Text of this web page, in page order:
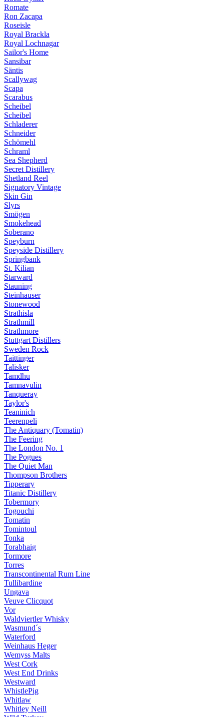
Romate
Ron Zacapa
Roseisle
Royal Brackla
Royal Lochnagar
Sailor's Home
Sansibar
Säntis
Scallywag
Scapa
Scarabus
Scheibel
Scheibel
Schladerer
Schneider
Schömehl
Schraml
Sea Shepherd
Secret Distillery
Shetland Reel
Signatory Vintage
Skin Gin
Slyrs
Smögen
Smokehead
Soberano
Speyburn
Speyside Distillery
Springbank
St. Kilian
Starward
Stauning
Steinhauser
Stonewood
Strathisla
Strathmill
Strathmore
Stuttgart Distillers
Sweden Rock
Taittinger
Talisker
Tamdhu
Tamnavulin
Tanqueray
Taylor's
Teaninich
Teerenpeli
The Antiquary (Tomatin)
The Feering
The London No. 1
The Pogues
The Quiet Man
Thompson Brothers
Tipperary
Titanic Distillery
Tobermory
Togouchi
Tomatin
Tomintoul
Tonka
Torabhaig
Tormore
Torres
Transcontinental Rum Line
Tullibardine
Ungava
Veuve Clicquot
Vor
Waldviertler Whisky
Wasmund´s
Waterford
Weinhaus Heger
Wemyss Malts
West Cork
West End Drinks
Westward
WhistlePig
Whitlaw
Whitley Neill